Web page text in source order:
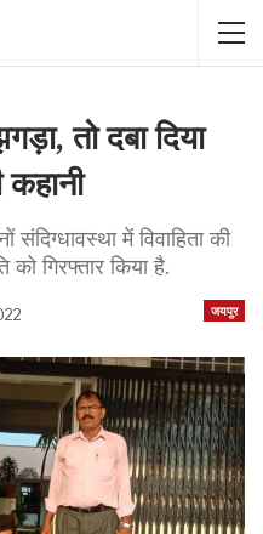
तो दबा दिया
में विवाहिता की
गिरफ्तार किया है.
जयपुर